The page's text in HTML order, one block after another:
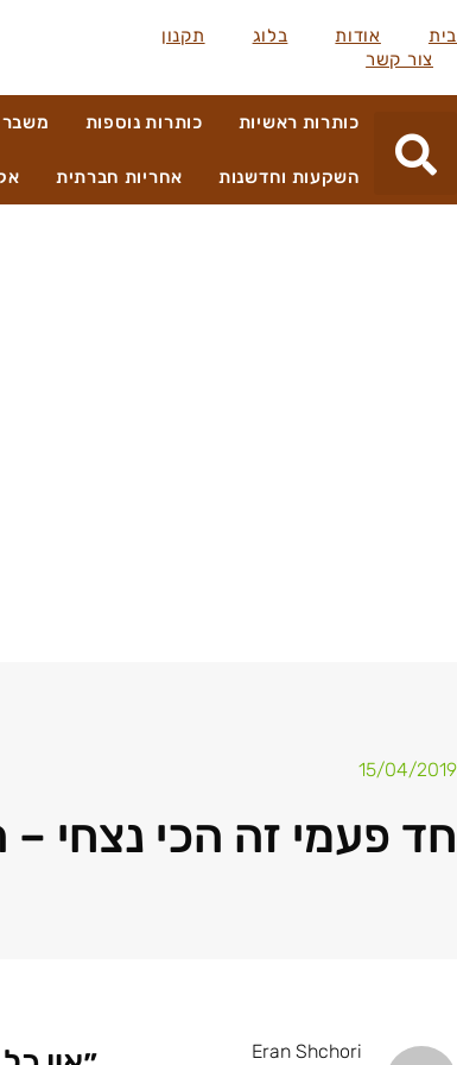
בית אודות בלוג
תקנון
צור קשר
כותרות ראשיות כותרות נוספות משבר
השקעות וחדשנות אחריות חברתית
15/04/2019
חד פעמי זה הכי נצחי
Eran Shchori